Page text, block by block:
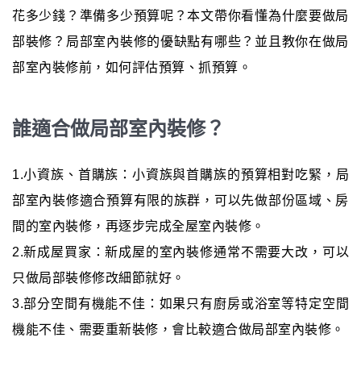
花多少錢？準備多少預算呢？本文帶你看懂為什麼要做局
部裝修？局部室內裝修的優缺點有哪些？並且教你在做局
部室內裝修前，如何評估預算、抓預算。
誰適合做局部室內裝修？
1.小資族、首購族：小資族與首購族的預算相對吃緊，局
部室內裝修適合預算有限的族群，可以先做部份區域、房
間的室內裝修，再逐步完成全屋室內裝修。
2.新成屋買家：新成屋的室內裝修通常不需要大改，可以
只做局部裝修修改細節就好。
3.部分空間有機能不佳：如果只有廚房或浴室等特定空間
機能不佳、需要重新裝修，會比較適合做局部室內裝修。